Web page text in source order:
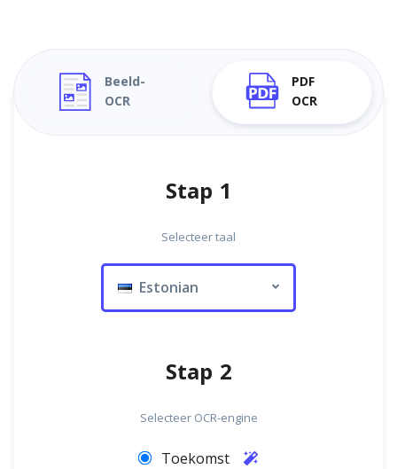
Beeld-
OCR
PDF
OCR
Stap 1
Selecteer taal
Estonian
Stap 2
Selecteer OCR-engine
Toekomst